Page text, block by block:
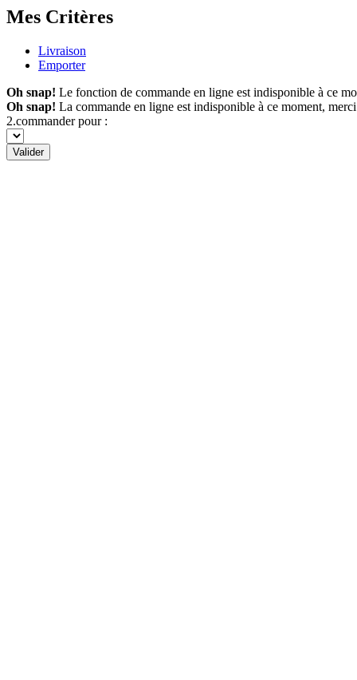
Mes Critères
Livraison
Emporter
Oh snap! Le fonction de commande en ligne est indisponible à ce
Oh snap! La commande en ligne est indisponible à ce moment,
2.commander pour :
Valider